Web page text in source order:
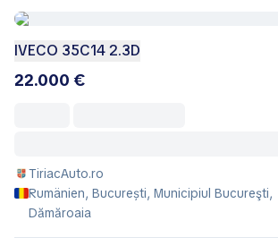
IVECO 35C14 2.3D
22.000 €
TiriacAuto.ro
Rumänien, București, Municipiul Bucureşti,
Dămăroaia